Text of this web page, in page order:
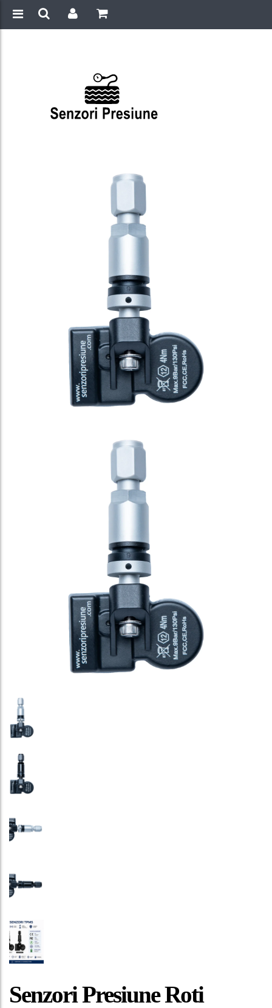
Senzori Presiune Roti